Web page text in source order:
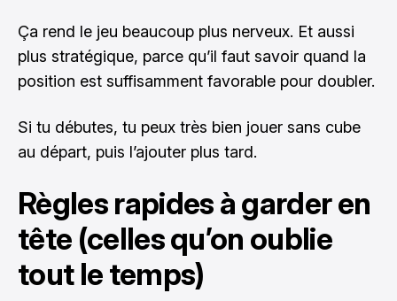
Ça rend le jeu beaucoup plus nerveux. Et aussi
plus stratégique, parce qu’il faut savoir quand la
position est suffisamment favorable pour doubler.
Si tu débutes, tu peux très bien jouer sans cube
au départ, puis l’ajouter plus tard.
Règles rapides à garder en
tête (celles qu’on oublie
tout le temps)